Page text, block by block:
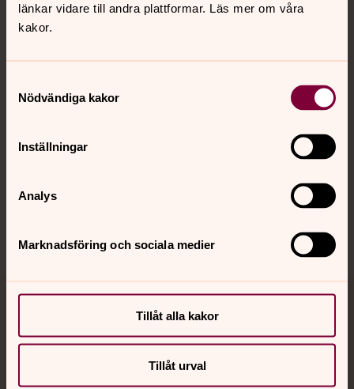
länkar vidare till andra plattformar. Läs mer om våra
kakor.
Nödvändiga kakor
Inställningar
Analys
Marknadsföring och sociala medier
Tillåt alla kakor
Tillåt urval
Kontakt
Sociala kanaler
Jourhavande präst
Akut samtals- och krisstöd. Prata eller chatta anonymt
med en präst på kvällar och nätter.